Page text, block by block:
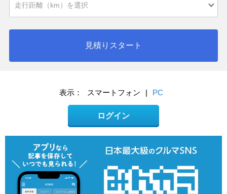
見積りスタート
表示： スマートフォン | PC
ログイン